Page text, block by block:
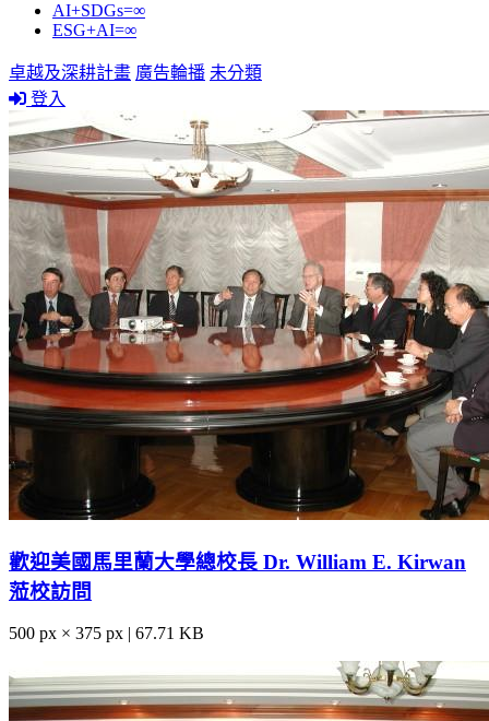
AI+SDGs=∞
ESG+AI=∞
卓越及深耕計畫 廣告輪播 未分類
登入
歡迎美國馬里蘭大學總校長 Dr. William E. Kirwan
蒞校訪問
500 px × 375 px | 67.71 KB